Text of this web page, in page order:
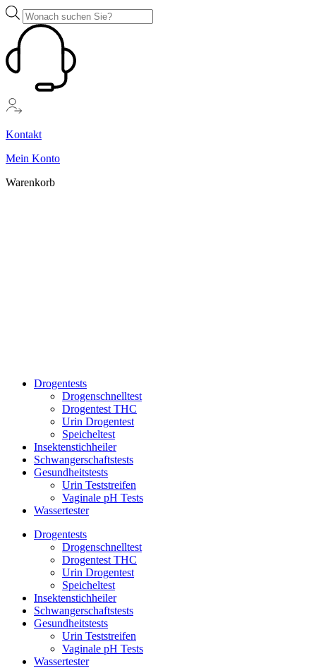
Zum
Inhalt
springen
Products
search
Kontakt
Mein Konto
Warenkorb
Drogentests
Drogenschnelltest
Drogentest THC
Urin Drogentest
Speicheltest
Insektenstichheiler
Schwangerschaftstests
Gesundheitstests
Urin Teststreifen
Vaginale pH Tests
Wassertester
Drogentests
Drogenschnelltest
Drogentest THC
Urin Drogentest
Speicheltest
Insektenstichheiler
Schwangerschaftstests
Gesundheitstests
Urin Teststreifen
Vaginale pH Tests
Wassertester